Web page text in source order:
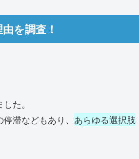
を調査！
た。
滞などもあり、 あらゆる選択肢